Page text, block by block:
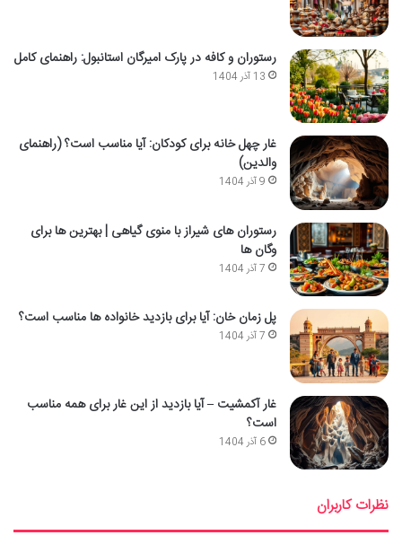
رستوران و کافه در پارک امیرگان استانبول: راهنمای کامل
13 آذر 1404
غار چهل خانه برای کودکان: آیا مناسب است؟ (راهنمای
والدین)
9 آذر 1404
رستوران های شیراز با منوی گیاهی | بهترین ها برای
وگان ها
7 آذر 1404
پل زمان خان: آیا برای بازدید خانواده ها مناسب است؟
7 آذر 1404
غار آکمشیت – آیا بازدید از این غار برای همه مناسب
است؟
6 آذر 1404
نظرات کاربران